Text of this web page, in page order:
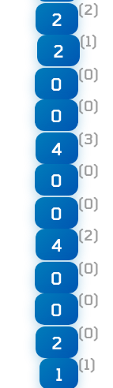
2 (2)
2 (1)
0 (0)
0 (0)
4 (3)
0 (0)
0 (0)
4 (2)
0 (0)
0 (0)
2 (0)
1 (1)